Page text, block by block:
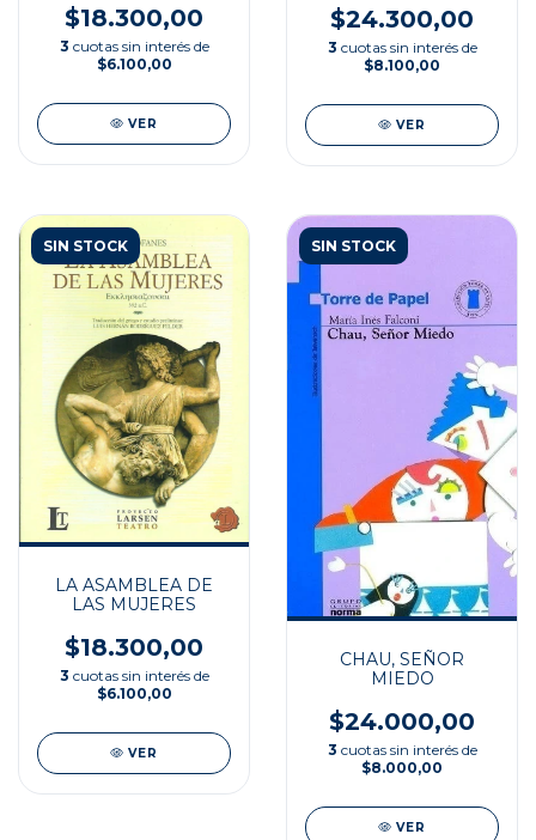
SÁNCHEZ DE
THOMPSON
$18.300,00
3 cuotas sin interés de
$6.100,00
VER
$24.300,00
3 cuotas sin interés de
$8.100,00
VER
SIN STOCK
LA ASAMBLEA DE
LAS MUJERES
$18.300,00
3 cuotas sin interés de
$6.100,00
VER
SIN STOCK
CHAU, SEÑOR
MIEDO
$24.000,00
3 cuotas sin interés de
$8.000,00
VER